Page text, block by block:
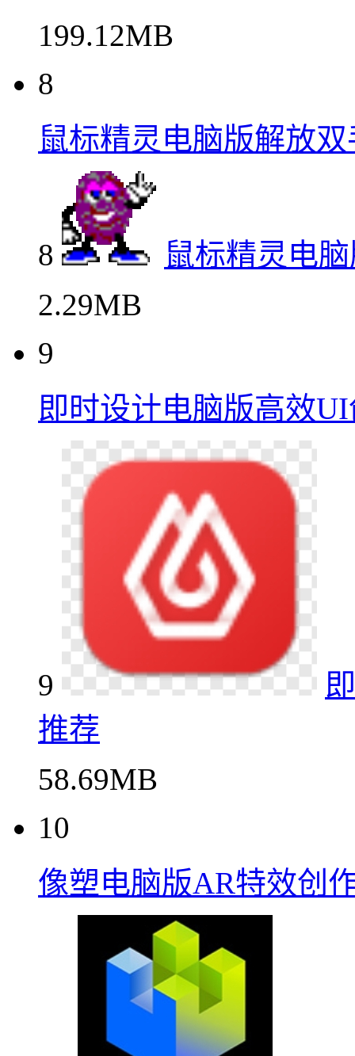
199.12MB
8
鼠标精灵电脑版解放
8
鼠标精灵电
2.29MB
9
即时设计电脑版高效
9
推荐
58.69MB
10
像塑电脑版AR特效创